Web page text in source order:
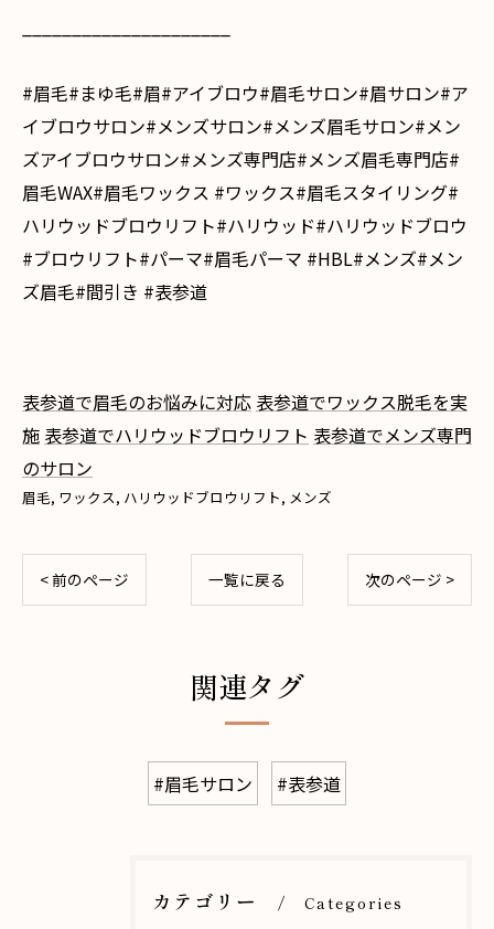
#眉毛#まゆ毛#眉#アイブロウ#眉毛サロン#眉サロン#ア
イブロウサロン#メンズサロン#メンズ眉毛サロン#メン
ズアイブロウサロン#メンズ専門店#メンズ眉毛専門店#
眉毛WAX#眉毛ワックス #ワックス#眉毛スタイリング#
ハリウッドブロウリフト#ハリウッド#ハリウッドブロウ
#ブロウリフト#パーマ#眉毛パーマ #HBL#メンズ#メン
ズ眉毛#間引き #表参道
表参道で眉毛のお悩みに対応 表参道でワックス脱毛を実
施 表参道でハリウッドブロウリフト 表参道でメンズ専門
のサロン
眉毛 ワックス ハリウッドブロウリフト メンズ
< 前のページ 一覧に戻る 次のページ >
関連タグ
#眉毛サロン #表参道
カテゴリー Categories